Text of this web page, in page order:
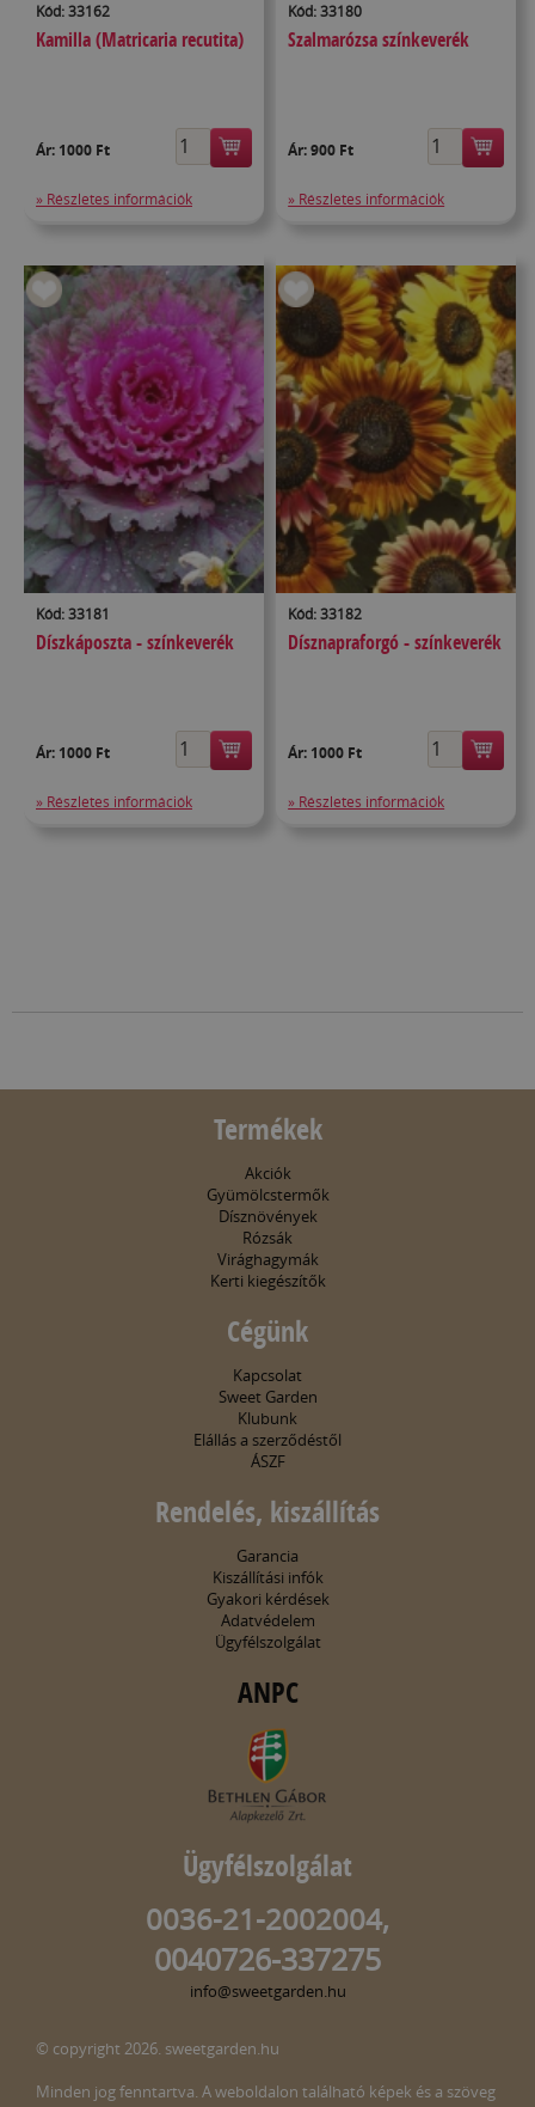
Kód: 33162
Kamilla (Matricaria recutita)
Ár: 1000 Ft
» Részletes információk
Kód: 33180
Szalmarózsa színkeverék
Ár:900 Ft
» Részletes információk
Kód: 33181
Díszkáposzta - színkeverék
Ár: 1000 Ft
» Részletes információk
Kód: 33182
Dísznapraforgó - színkeverék
Ár: 1000 Ft
» Részletes információk
Termékek
Akciók
Gyümölcstermők
Dísznövények
Rózsák
Virághagymák
Kerti kiegészítők
Cégünk
Kapcsolat
Sweet Garden
Klubunk
Elállás a szerződéstől
ÁSZF
Rendelés, kiszállítás
Garancia
Kiszállítási infók
Gyakori kérdések
Adatvédelem
Ügyfélszolgálat
ANPC
Ügyfélszolgálat
0036-21-2002004,
0040726-337275
info@sweetgarden.hu
© copyright 2026. sweetgarden.hu
Minden jog fenntartva. A weboldalon található képek és a szöveg